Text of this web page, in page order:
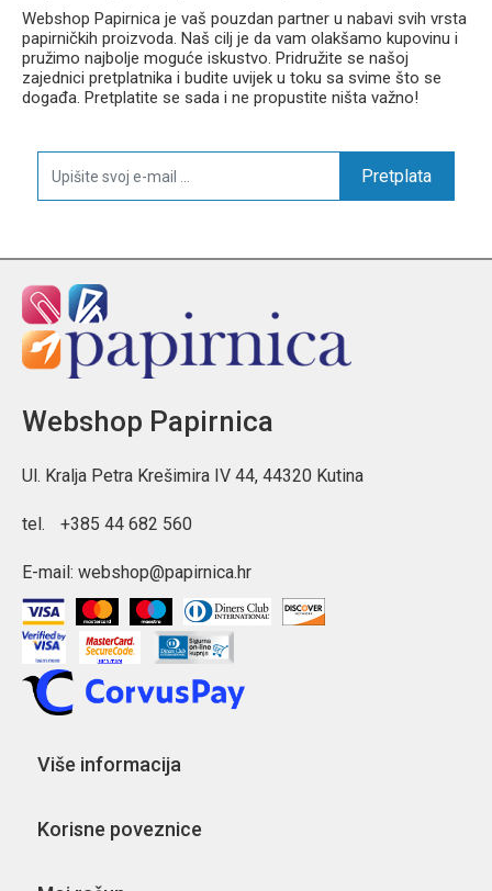
Webshop Papirnica je vaš pouzdan partner u nabavi svih vrsta
papirničkih proizvoda. Naš cilj je da vam olakšamo kupovinu i
pružimo najbolje moguće iskustvo. Pridružite se našoj
zajednici pretplatnika i budite uvijek u toku sa svime što se
događa. Pretplatite se sada i ne propustite ništa važno!
Pretplata
Webshop Papirnica
Ul. Kralja Petra Krešimira IV 44, 44320 Kutina
tel. +385 44 682 560
E-mail: webshop@papirnica.hr
Više informacija
Korisne poveznice